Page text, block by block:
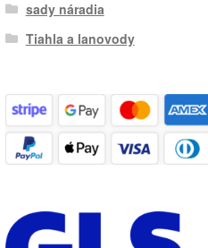
sady náradia
Tiahla a lanovody